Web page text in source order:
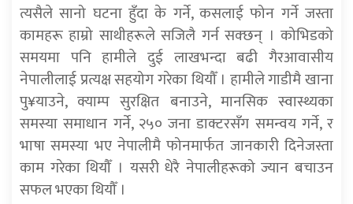
त्यसैले सानो घटना हुँदा के गर्ने, कसलाई फोन गर्ने जस्ता
कामहरू हाम्रो साथीहरूले सजिलै गर्न सक्छन् । कोभिडको
समयमा पनि हामीले दुई लाखभन्दा बढी गैरआवासीय
नेपालीलाई प्रत्यक्ष सहयोग गरेका थियौँ । हामीले गाडीमै खाना
पु¥याउने, क्याम्प सुरक्षित बनाउने, मानसिक स्वास्थ्यका
समस्या समाधान गर्ने, २५० जना डाक्टरसँग समन्वय गर्ने, र
भाषा समस्या भए नेपालीमै फोनमार्फत जानकारी दिनेजस्ता
काम गरेका थियौँ । यसरी धेरै नेपालीहरूको ज्यान बचाउन
सफल भएका थियौँ ।